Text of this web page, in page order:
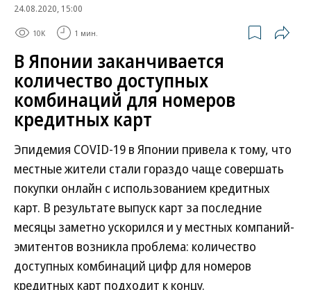
24.08.2020, 15:00
10K 1 мин.
В Японии заканчивается
количество доступных
комбинаций для номеров
кредитных карт
Эпидемия COVID-19 в Японии привела к тому, что
местные жители стали гораздо чаще совершать
покупки онлайн с использованием кредитных
карт. В результате выпуск карт за последние
месяцы заметно ускорился и у местных компаний-
эмитентов возникла проблема: количество
доступных комбинаций цифр для номеров
кредитных карт подходит к концу.